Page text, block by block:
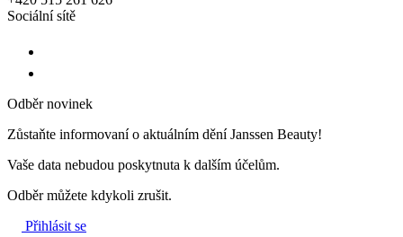
Sociální sítě
Odběr novinek
Zůstaňte informovaní o aktuálním dění Janssen Beauty!
Vaše data nebudou poskytnuta k dalším účelům.
Odběr můžete kdykoli zrušit.
Přihlásit se